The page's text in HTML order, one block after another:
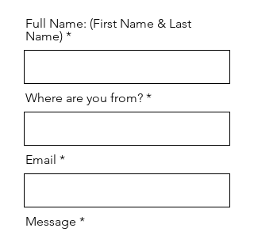
Full Name: (First Name & Last
Name)
Where are you from?
Email
Message